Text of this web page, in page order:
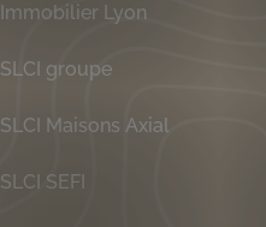
Immobilier Lyon
SLCI groupe
SLCI Maisons Axial
SLCI SEFI